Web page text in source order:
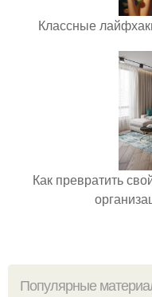
Классные
Как превратить
Популярные